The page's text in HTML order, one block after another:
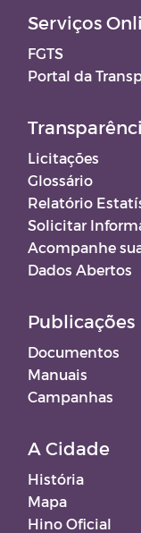
Serviços
FGTS
Portal da
Licitações
Glossário
Relatório
Solicitar
Acompanhe
Dados Abertos
Publicações
Documentos
Manuais
Campanhas
A Cidade
História
Mapa
Hino Oficial